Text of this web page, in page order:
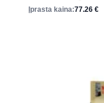
Įprasta kaina:77.26 €